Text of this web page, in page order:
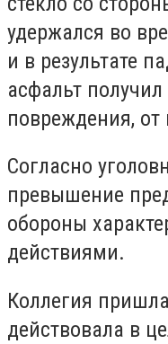
удержался во
и в результате
асфальт
повреждения, от
Согласно
превышение
обороны
действиями.
Коллегия
действовала в